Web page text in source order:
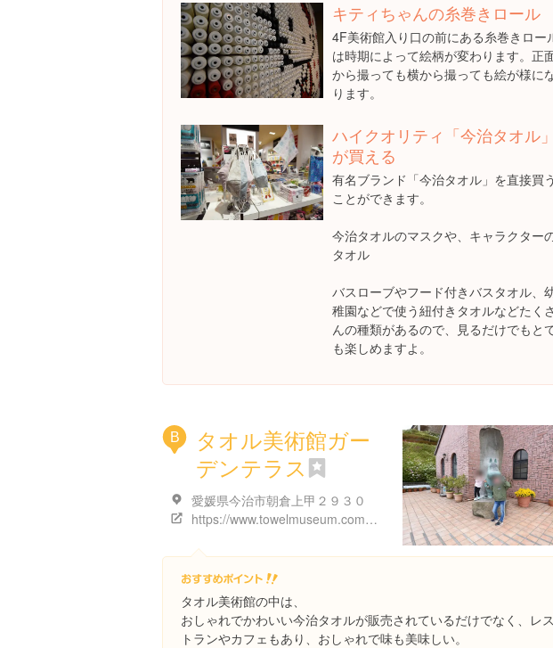
キティちゃんの糸巻きロール
4F美術館入り口の前にある糸巻きロー
は時期によって絵柄が変わります。正
から撮っても横から撮っても絵が様に
ります。
ハイクオリティ「今治タオル」
が買える
有名ブランド「今治タオル」を直接買う
ことができます。
今治タオルのマスクや、キャラクター
タオル
バスローブやフード付きバスタオル、
稚園などで使う紐付きタオルなどたくさ
んの種類があるので、見るだけでもと
も楽しめますよ。
B
タオル美術館ガー
デンテラス
愛媛県今治市朝倉上甲２９３０
https://www.towelmuseum.com/gardenterrace.php
タオル美術館の中は、
おしゃれでかわいい今治タオルが販売されているだけでなく、レス
トランやカフェもあり、おしゃれで味も美味しい。